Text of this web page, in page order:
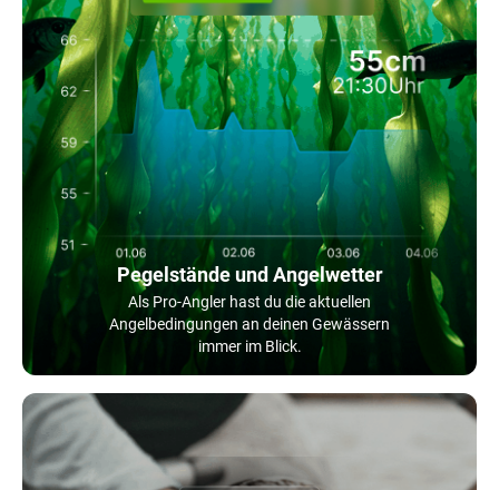
Pegelstände und Angelwetter
Als Pro-Angler hast du die aktuellen
Angelbedingungen an deinen Gewässern
immer im Blick.